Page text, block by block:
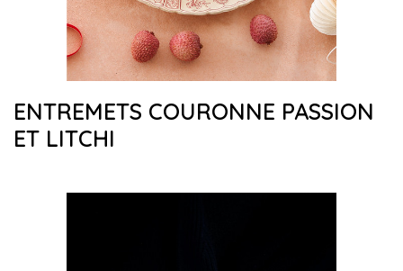
ENTREMETS COURONNE PASSION
ET LITCHI